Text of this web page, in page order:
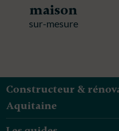
maison
sur-mesure
Constructeur &
Aquitaine